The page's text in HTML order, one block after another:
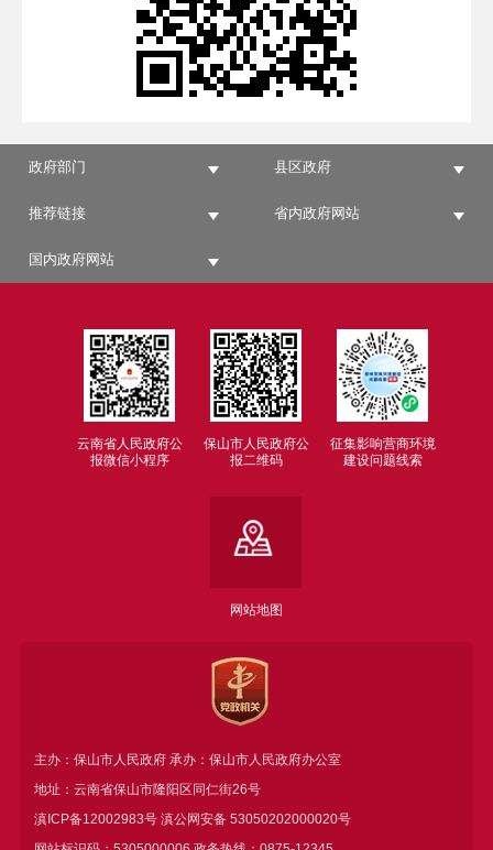
政府部门 县区政府
推荐链接 省内政府网站
国内政府网站
云南省人民政府公
报微信小程序
保山市人民政府公
报二维码
征集影响营商环境
建设问题线索
网站地图
主办：保山市人民政府 承办：保山市人民政府办公室
地址：云南省保山市隆阳区同仁街26号
滇ICP备12002983号滇公网安备 53050202000020号